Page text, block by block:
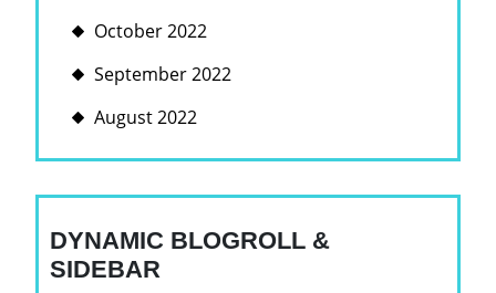
October 2022
September 2022
August 2022
DYNAMIC BLOGROLL &
SIDEBAR